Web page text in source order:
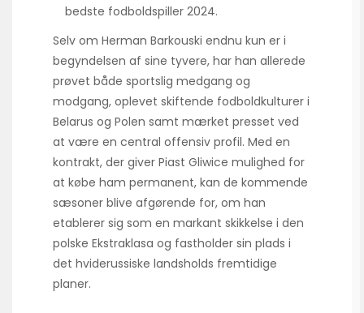
bedste fodboldspiller 2024.
Selv om Herman Barkouski endnu kun er i
begyndelsen af sine tyvere, har han allerede
prøvet både sportslig medgang og
modgang, oplevet skiftende fodboldkulturer i
Belarus og Polen samt mærket presset ved
at være en central offensiv profil. Med en
kontrakt, der giver Piast Gliwice mulighed for
at købe ham permanent, kan de kommende
sæsoner blive afgørende for, om han
etablerer sig som en markant skikkelse i den
polske Ekstraklasa og fastholder sin plads i
det hviderussiske landsholds fremtidige
planer.